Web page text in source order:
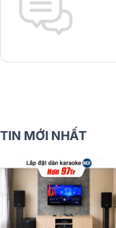
TIN MỚI NHẤT